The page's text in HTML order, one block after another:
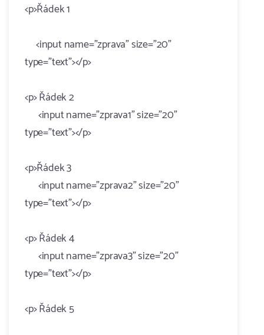
<p>Řádek 1
<input name="zprava" size="20"
type="text"></p>
<p> Řádek 2
<input name="zprava1" size="20"
type="text"></p>
<p>Řádek 3
<input name="zprava2" size="20"
type="text"></p>
<p> Řádek 4
<input name="zprava3" size="20"
type="text"></p>
<p> Řádek 5